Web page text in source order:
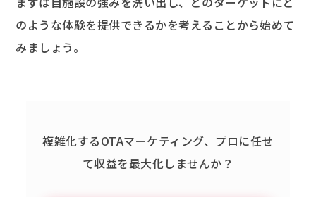
のような体験を提供できるかを考えることから始めて
みましょう。
複雑化するOTAマーケティング、 プロに任せ
て収益を最大化しませんか？